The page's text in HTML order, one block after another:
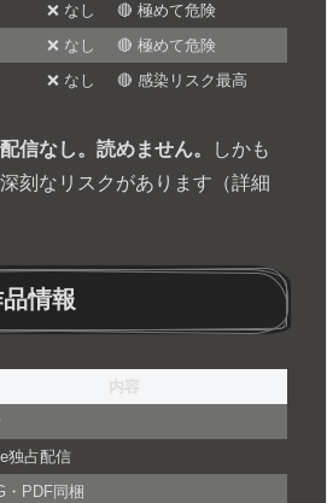
❌ なし
🔴 極めて危険
❌ なし
🔴 極めて危険
❌ なし 🔴 感染リスク最高
信なし。読めません。
しかも
刻なリスクがあります（詳細
品情報
内容
独占配信
・PDF同梱